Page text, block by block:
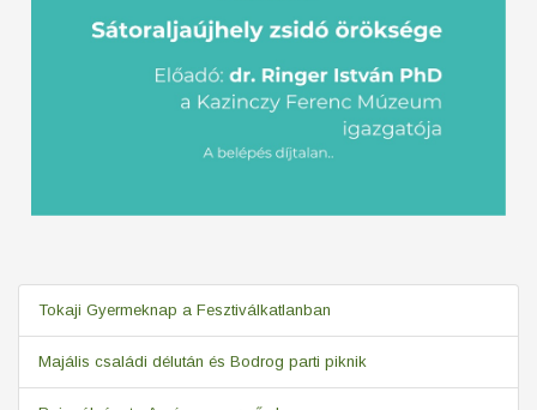
Tokaji Gyermeknap a Fesztiválkatlanban
Majális családi délután és Bodrog parti piknik